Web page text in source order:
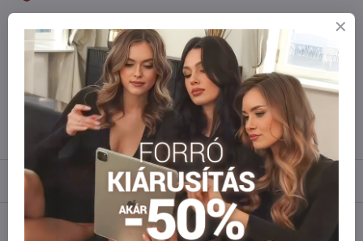
Szeretne több terméket rendelni mint
amennyi raktáron van?
Ne habozzon kapcsolatba lépni velünk, raktárra szállítjuk az árut!
info​@everlady​.eu
Leírás
Vélemények 0